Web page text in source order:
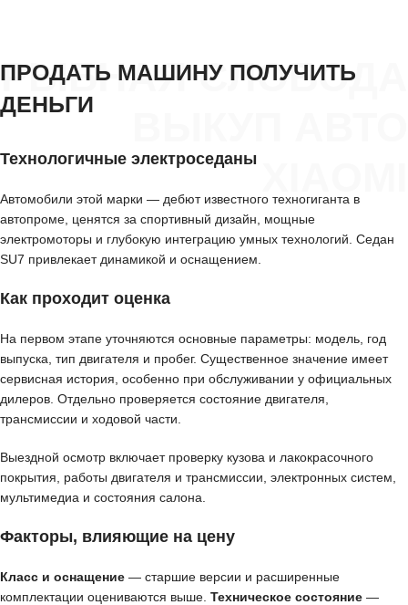
РЫБНАЯ СЛОБОДА
ПРОДАТЬ МАШИНУ ПОЛУЧИТЬ
ДЕНЬГИ
Технологичные электроседаны
Автомобили этой марки — дебют известного техногиганта в
автопроме, ценятся за спортивный дизайн, мощные
электромоторы и глубокую интеграцию умных технологий. Седан
SU7 привлекает динамикой и оснащением.
Как проходит оценка
На первом этапе уточняются основные параметры: модель, год
выпуска, тип двигателя и пробег. Существенное значение имеет
сервисная история, особенно при обслуживании у официальных
дилеров. Отдельно проверяется состояние двигателя,
трансмиссии и ходовой части.
Выездной осмотр включает проверку кузова и лакокрасочного
покрытия, работы двигателя и трансмиссии, электронных систем,
мультимедиа и состояния салона.
Факторы, влияющие на цену
Класс и оснащение — старшие версии и расширенные
комплектации оцениваются выше. Техническое состояние —